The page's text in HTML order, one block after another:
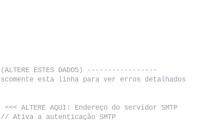
(ALTERE ESTES DADOS) -----------------
esta linha para ver erros detalhados
ALTERE AQUI: Endereço do servidor SMTP
// Ativa a autenticação SMTP